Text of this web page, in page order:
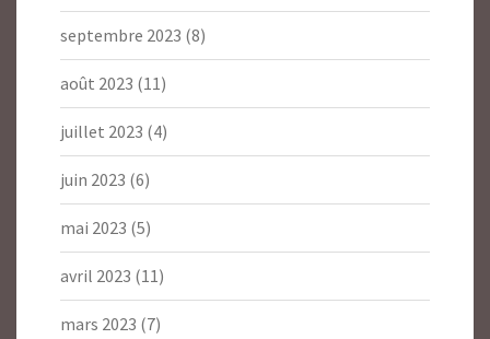
septembre 2023 (8)
août 2023 (11)
juillet 2023 (4)
juin 2023 (6)
mai 2023 (5)
avril 2023 (11)
mars 2023 (7)